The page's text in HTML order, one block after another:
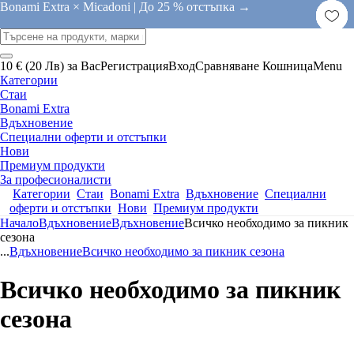
Bonami Extra × Micadoni | До 25 % отстъпка →
10 € (20 Лв) за ВасРегистрацияВходСравняване КошницаMenu
Категории
Стаи
Bonami Extra
Вдъхновение
Специални оферти и отстъпки
Нови
Премиум продукти
За професионалисти
Категории Стаи Bonami Extra Вдъхновение Специални
оферти и отстъпки Нови Премиум продукти
НачалоВдъхновениеВдъхновениеВсичко необходимо за пикник
сезона
...ВдъхновениеВсичко необходимо за пикник сезона
Всичко необходимо за пикник
сезона